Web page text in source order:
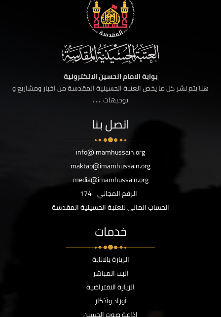
بوابة الامام الحسين الالكترونية
هنا يتم نشر كل ما يخص العتبة الحسينية المقدسة من اخبار ومشاريع و
توجيهات ......
اتصل بنا
info@imamhussain.org
maktab@imamhussain.org
media@imamhussain.org
الرقم المجاني 174
الحساب المالي للعتبة الحسينية المقدسة
خدمات
الزيارة بالانابة
البث المباشر
الزيارة الافتراضية
أوراد وأذكار